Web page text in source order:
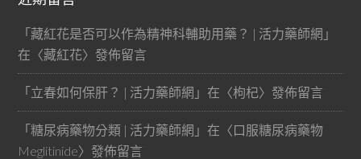
「藏紅花是否可以作為精神科輔助用藥？ | 活力藥師網 」
在〈藏紅花〉發佈留言
「立春如何保肝？ | 活力藥師網 」在〈枸杞〉發佈留言
「糖尿病藥物分類 | 活力藥師網 」在〈口服糖尿病藥物
Meglitinide〉發佈留言